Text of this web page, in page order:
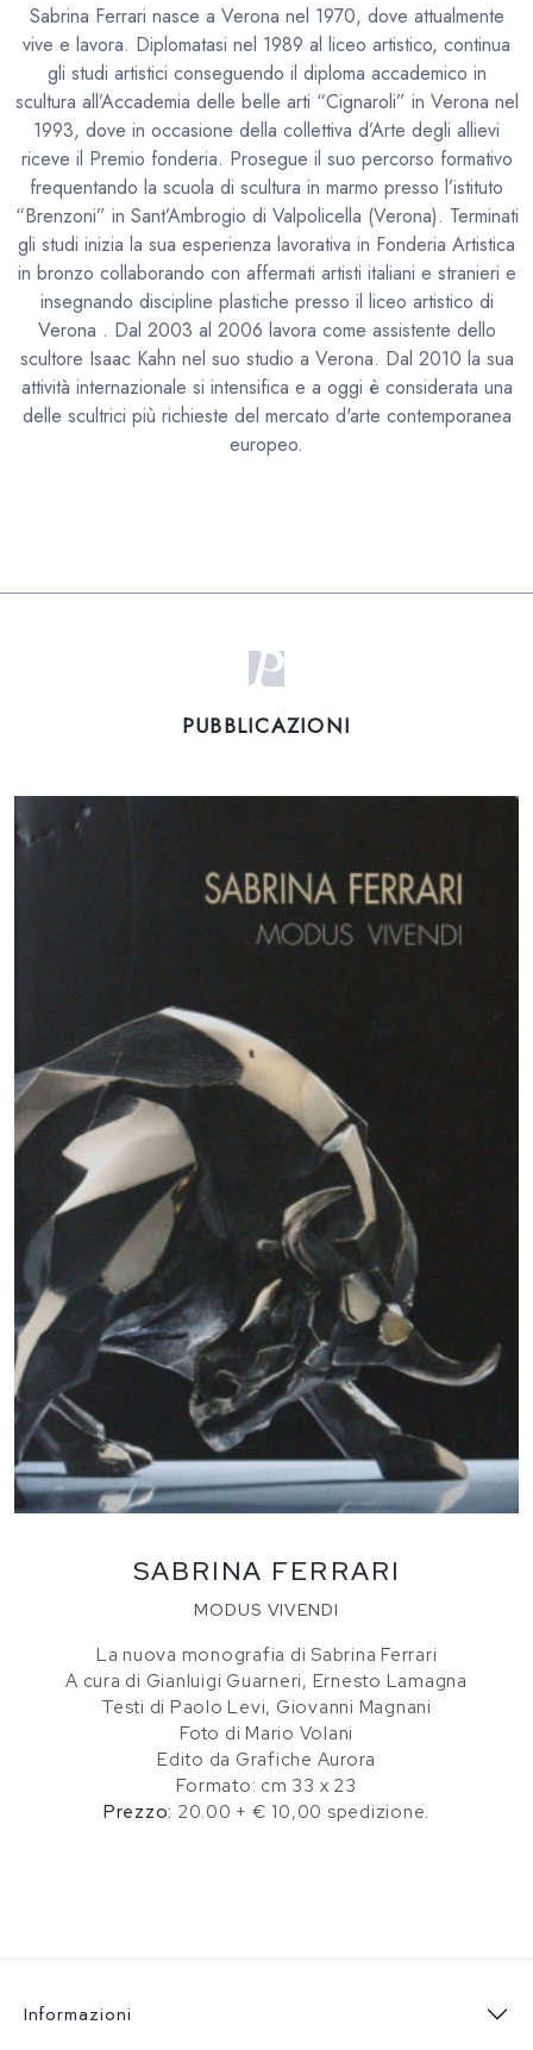
Sabrina Ferrari nasce a Verona nel 1970, dove attualmente
vive e lavora. Diplomatasi nel 1989 al liceo artistico, continua
gli studi artistici conseguendo il diploma accademico in
scultura all’Accademia delle belle arti “Cignaroli” in Verona nel
1993, dove in occasione della collettiva d’Arte degli allievi
riceve il Premio fonderia. Prosegue il suo percorso formativo
frequentando la scuola di scultura in marmo presso l’istituto
“Brenzoni” in Sant’Ambrogio di Valpolicella (Verona). Terminati
gli studi inizia la sua esperienza lavorativa in Fonderia Artistica
in bronzo collaborando con affermati artisti italiani e stranieri e
insegnando discipline plastiche presso il liceo artistico di
Verona . Dal 2003 al 2006 lavora come assistente dello
scultore Isaac Kahn nel suo studio a Verona. Dal 2010 la sua
attività internazionale si intensifica e a oggi è considerata una
delle scultrici più richieste del mercato d'arte contemporanea
europeo.
PUBBLICAZIONI
SABRINA FERRARI
MODUS VIVENDI
La nuova monografia di Sabrina Ferrari
A cura di Gianluigi Guarneri, Ernesto Lamagna
Testi di Paolo Levi, Giovanni Magnani
Foto di Mario Volani
Edito da Grafiche Aurora
Formato: cm 33 x 23
Prezzo: 20.00 + € 10,00 spedizione.
Informazioni